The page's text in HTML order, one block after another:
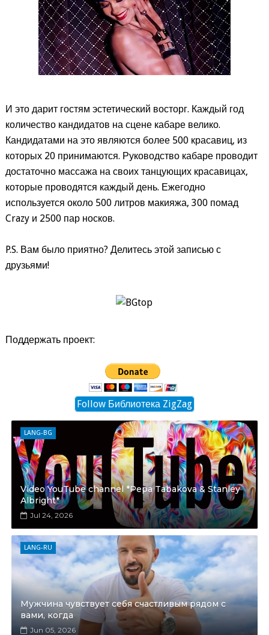
И это дарит гостям эстетический восторг. Каждый год
количество кандидатов на сцене кабаре велико.
Кандидатами на это являются более 500 красавиц, из
которых 20 принимаются. Руководство кабаре проводит
достаточно массажа на своих танцующих красавицах,
которые проводятся каждый день. Ежегодно
используется около 500 литров макияжа, 300 помад
Crazy и 2500 пар носков.
P.S. Вам было приятно? Делитесь этой записью с
друзьями!
Поддержать проект:
Follow Библиотека ZigZag
LANG-BG
Video YouTube channel *Pepa Tabakova & Stanley
Albright*
Jul 24, 2026
LANG-RU
Мужчина чувствует себя счастливым рядом с
вами, когда
Jun 05, 2026